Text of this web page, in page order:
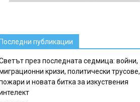
публикации
през последната седмица: войни,
кризи, политически трусове,
и новата битка за изкуствения